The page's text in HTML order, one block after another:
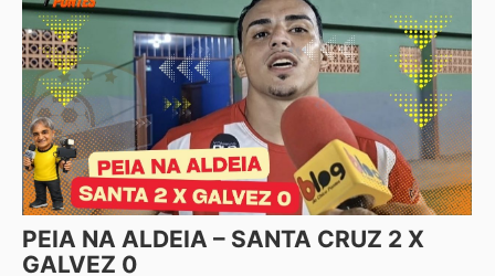
PEIA NA ALDEIA – SANTA CRUZ 2 X
GALVEZ 0